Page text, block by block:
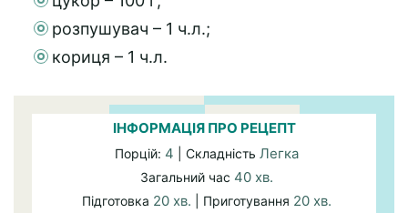
розпушувач – 1 ч.л.;
кориця – 1 ч.л.
ІНФОРМАЦІЯ ПРО РЕЦЕПТ
Порцій: 4 | Складність Легка
Загальний час 40 хв.
Підготовка 20 хв. | Приготування 20 хв.